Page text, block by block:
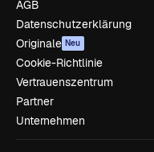
AGB
Datenschutzerklärung
Originale Neu
Cookie-Richtlinie
Vertrauenszentrum
Partner
Unternehmen